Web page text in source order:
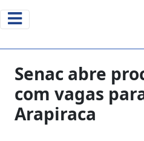
Senac abre
com vagas
Arapiraca